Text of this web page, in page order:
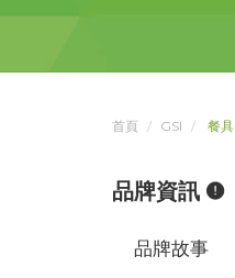
首頁 GSI 餐具
品牌資訊
品牌故事